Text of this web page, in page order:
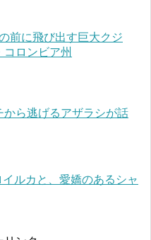
前に飛び出す巨大クジ
ロンビア州
から逃げるアザラシが話
ルカと、愛嬌のあるシャ